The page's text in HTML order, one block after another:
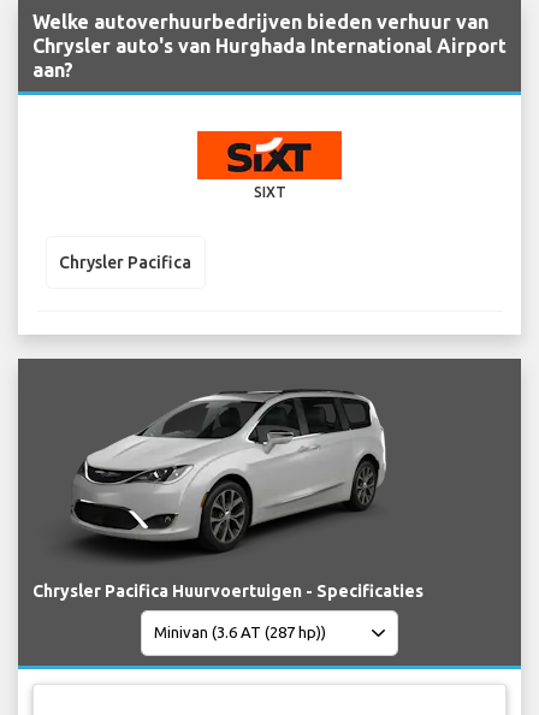
Welke autoverhuurbedrijven bieden verhuur van
Chrysler auto's van Hurghada International Airport
aan?
SIXT
Chrysler Pacifica
Chrysler Pacifica Huurvoertuigen - Specificaties